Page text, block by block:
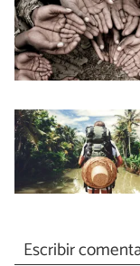
Escribir